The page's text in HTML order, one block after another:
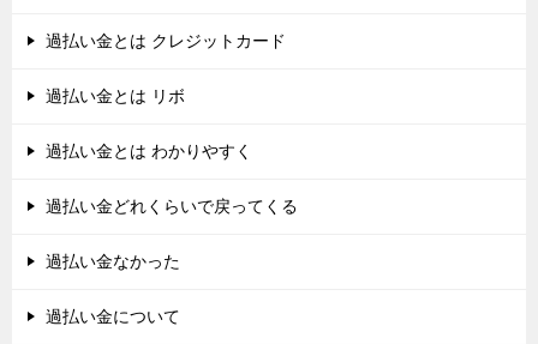
過払い金とは クレジットカード
過払い金とは リボ
過払い金とは わかりやすく
過払い金どれくらいで戻ってくる
過払い金なかった
過払い金について